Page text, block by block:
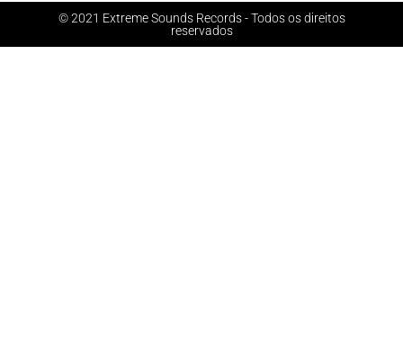
© 2021 Extreme Sounds Records - Todos os direitos
reservados